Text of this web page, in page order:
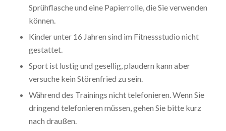
Sprühflasche und eine Papierrolle, die Sie verwenden
können.
Kinder unter 16 Jahren sind im Fitnessstudio nicht
gestattet.
Sport ist lustig und gesellig, plaudern kann aber
versuche kein Störenfried zu sein.
Während des Trainings nicht telefonieren. Wenn Sie
dringend telefonieren müssen, gehen Sie bitte kurz
nach draußen.